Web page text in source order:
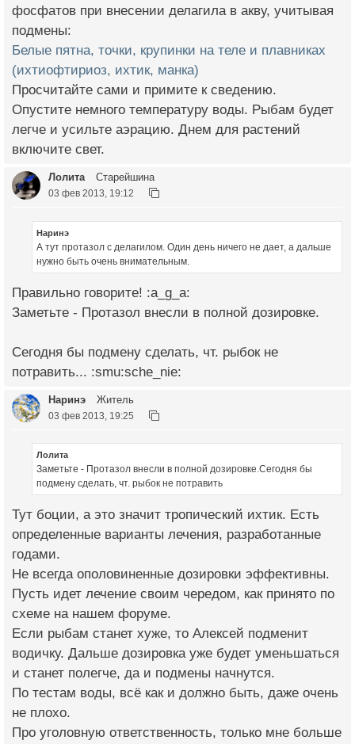
фосфатов при внесении делагила в акву, учитывая
подмены:
Белые пятна, точки, крупинки на теле и плавниках
(ихтиофтириоз, ихтик, манка)
Просчитайте сами и примите к сведению.
Опустите немного температуру воды. Рыбам будет
легче и усильте аэрацию. Днем для растений
включите свет.
Лолита Старейшина
03 фев 2013, 19:12
Наринэ
А тут протазол с делагилом. Один день ничего не дает, а дальше
нужно быть очень внимательным.
Правильно говорите! :a_g_a:
Заметьте - Протазол внесли в полной дозировке.
Сегодня бы подмену сделать, чт. рыбок не
потравить... :smu:sche_nie:
Наринэ Житель
03 фев 2013, 19:25
Лолита
Заметьте - Протазол внесли в полной дозировке.Сегодня бы
подмену сделать, чт. рыбок не потравить
Тут боции, а это значит тропический ихтик. Есть
определенные варианты лечения, разработанные
годами.
Не всегда ополовиненные дозировки эффективны.
Пусть идет лечение своим чередом, как принято по
схеме на нашем форуме.
Если рыбам станет хуже, то Алексей подменит
водичку. Дальше дозировка уже будет уменьшаться
и станет полегче, да и подмены начнутся.
По тестам воды, всё как и должно быть, даже очень
не плохо.
Про уголовную ответственность, только мне больше